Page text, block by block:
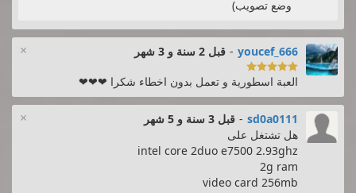
وضع تصويب)
× youcef_666
- قبل 2 سنة و 3 شهر

العبة اسطورية و تعمل بدون اخطاء شكرا ❤❤❤
× sd0a0111
- قبل 3 سنة و 5 شهر
هل تشتغل على
intel core 2duo e7500 2.93ghz
2g ram
video card 256mb